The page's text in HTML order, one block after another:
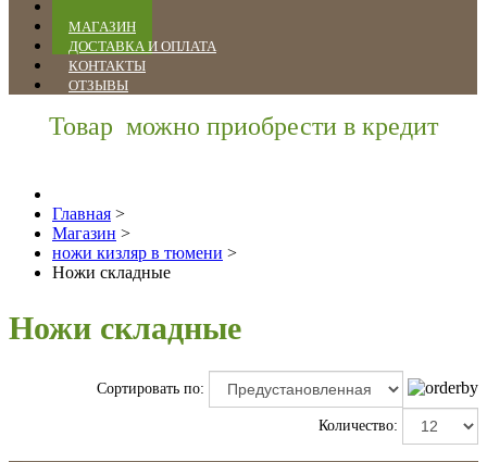
МАГАЗИН
ДОСТАВКА И ОПЛАТА
КОНТАКТЫ
ОТЗЫВЫ
Товар можно приобрести в кредит
Главная >
Магазин >
ножи кизляр в тюмени >
Ножи складные
Ножи складные
Сортировать по:
Количество: